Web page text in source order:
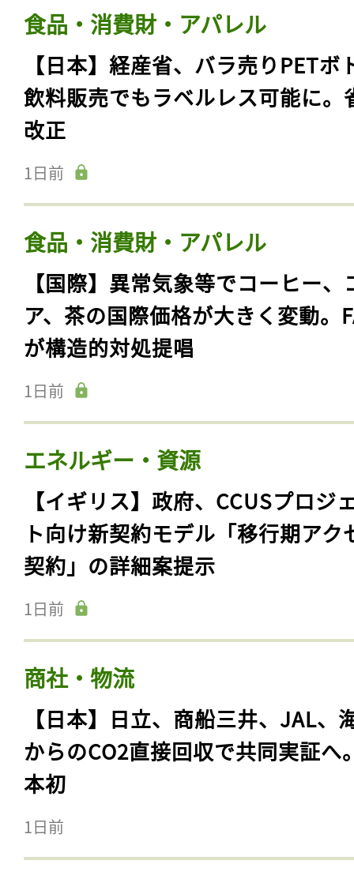
食品・消費財・アパレル
【日本】経産省、バラ売りPETボ
飲料販売でもラベルレス可能に。
改正
1日前
食品・消費財・アパレル
【国際】異常気象等でコーヒー、
ア、茶の国際価格が大きく変動。
が構造的対処提唱
1日前
エネルギー・資源
【イギリス】政府、CCUSプロジ
ト向け新契約モデル「移行期アク
契約」の詳細案提示
1日前
商社・物流
【日本】日立、商船三井、JAL、
からのCO2直接回収で共同実証へ
本初
1日前